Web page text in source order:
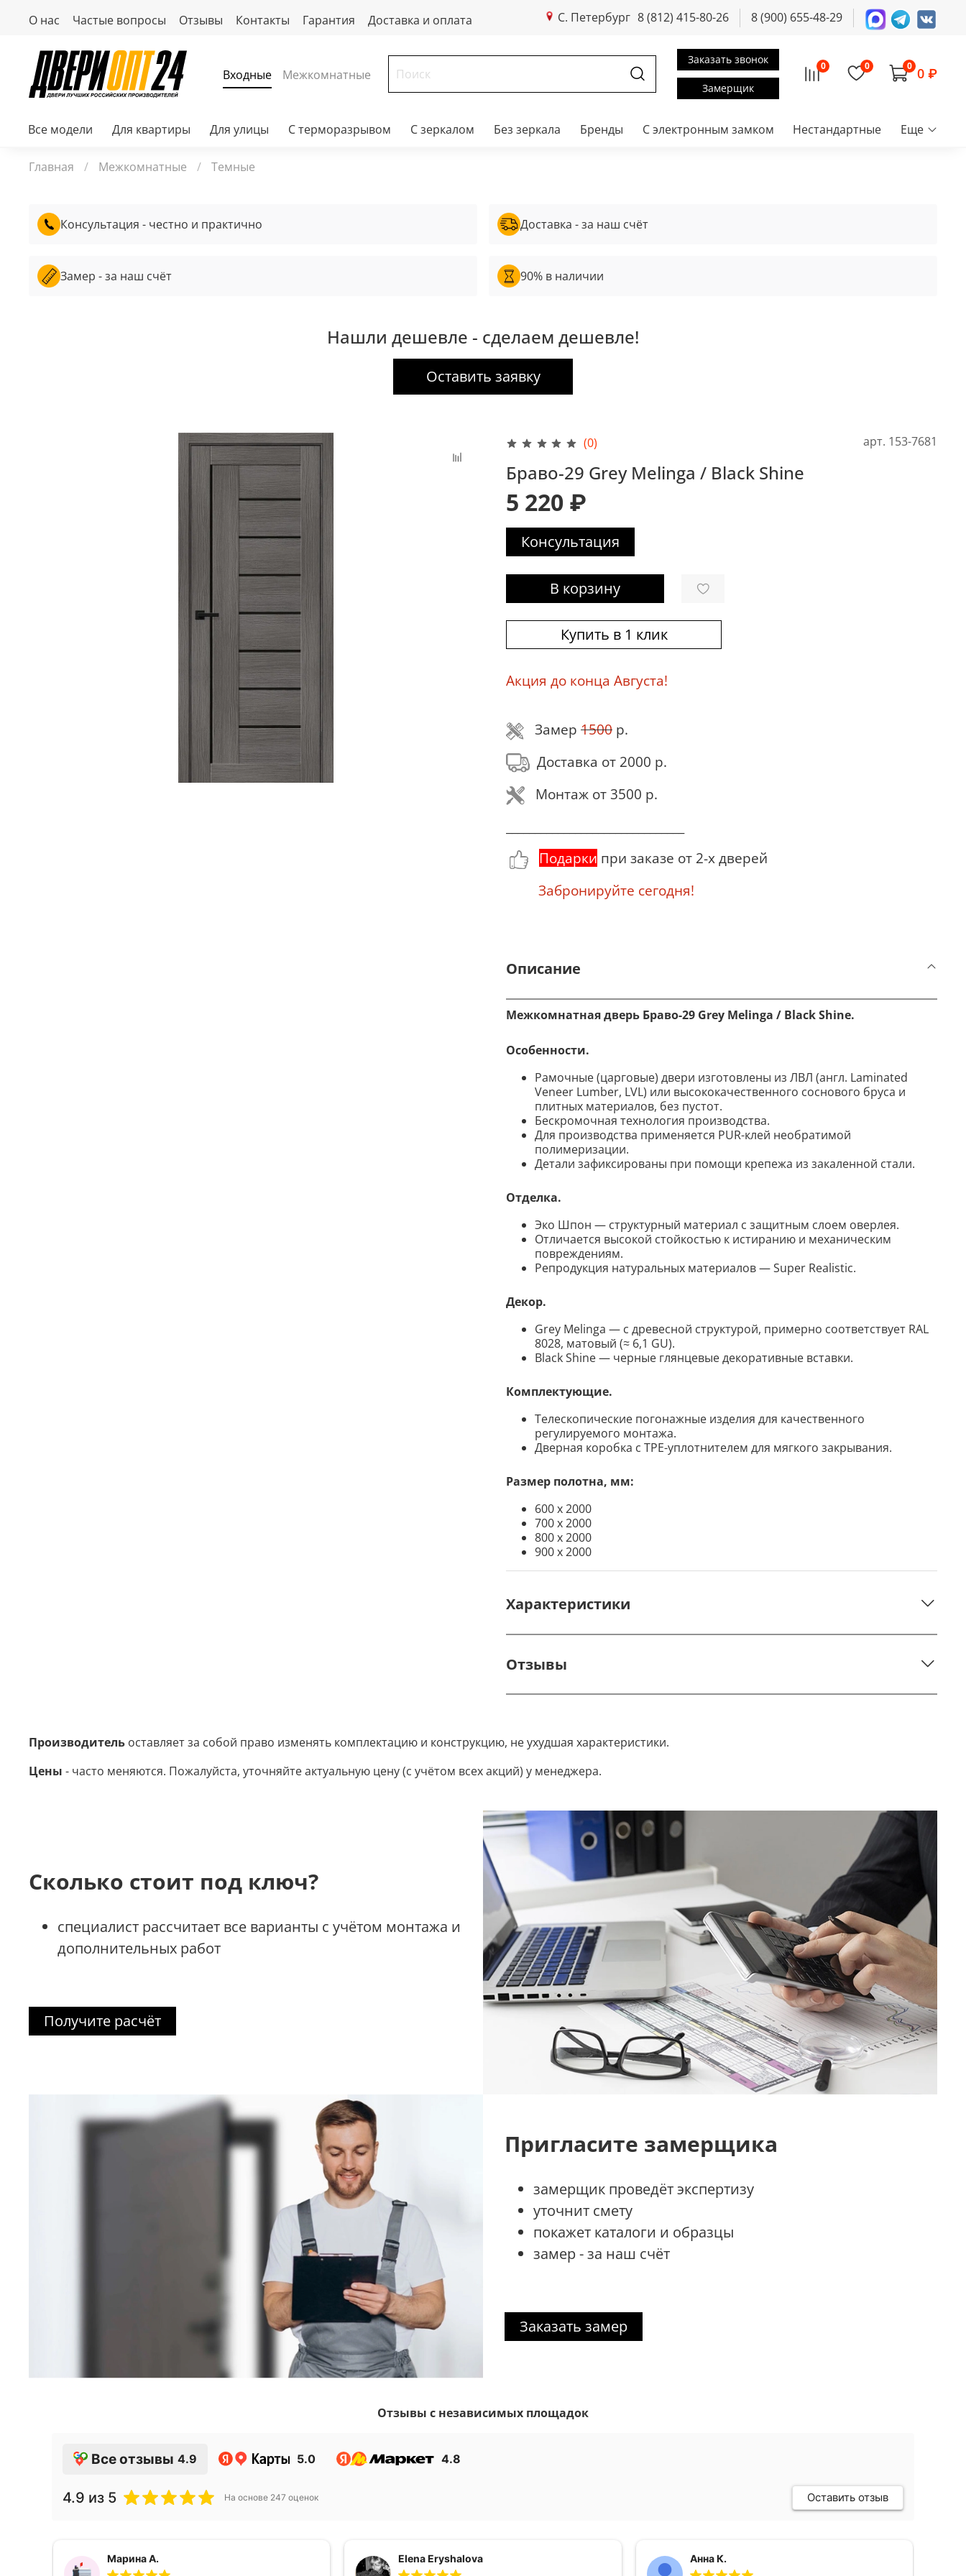
О нас Частые вопросы Отзывы Контакты Гарантия Доставка и оплата С. Петербург 8 (812) 415-80-26 8 (900) 655-48-29
Входные Межкомнатные
Заказать звонок
Замерщик
0 0 0 0 ₽
Все модели Для квартиры Для улицы С терморазрывом С зеркалом Без зеркала Бренды С электронным замком Нестандартные Еще
Главная Межкомнатные Темные
Консультация - честно и практично
Замер - за наш счёт
Доставка - за наш счёт
90% в наличии
Нашли дешевле - сделаем дешевле!
Оставить заявку
(0) арт. 153-7681
Браво-29 Grey Melinga / Black Shine
5 220 ₽
Консультация
В корзину
Купить в 1 клик
Акция до конца Августа!
Замер 1500 р.
Доставка от 2000 р.
Монтаж от 3500 р.
Подарки при заказе от 2-х дверей
Забронируйте сегодня!
Описание
Межкомнатная дверь Браво-29 Grey Melinga / Black Shine.
Особенности.
Рамочные (царговые) двери изготовлены из ЛВЛ (англ. Laminated
Veneer Lumber, LVL) или высококачественного соснового бруса и
плитных материалов, без пустот.
Бескромочная технология производства.
Для производства применяется PUR-клей необратимой
полимеризации.
Детали зафиксированы при помощи крепежа из закаленной стали.
Отделка.
Эко Шпон — структурный материал с защитным слоем оверлея.
Отличается высокой стойкостью к истиранию и механическим
повреждениям.
Репродукция натуральных материалов — Super Realistic.
Декор.
Grey Melinga — с древесной структурой, примерно соответствует RAL
8028, матовый (≈ 6,1 GU).
Black Shine — черные глянцевые декоративные вставки.
Комплектующие.
Телескопические погонажные изделия для качественного
регулируемого монтажа.
Дверная коробка с TPE-уплотнителем для мягкого закрывания.
Размер полотна, мм:
600 х 2000
700 х 2000
800 х 2000
900 х 2000
Характеристики
Отзывы
Производитель оставляет за собой право изменять комплектацию и конструкцию, не ухудшая характеристики.
Цены - часто меняются. Пожалуйста, уточняйте актуальную цену (с учётом всех акций) у менеджера.
Сколько стоит под ключ?
специалист рассчитает все варианты с учётом монтажа и
дополнительных работ
Получите расчёт
Пригласите замерщика
замерщик проведёт экспертизу
уточнит смету
покажет каталоги и образцы
замер - за наш счёт
Заказать замер
Отзывы с независимых площадок
Все отзывы 4.9 5.0 4.8
4.9 из 5 На основе 247 оценок Оставить отзыв
Марина А. Elena Eryshalova Анна К.